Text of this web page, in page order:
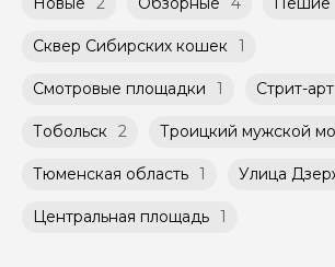
Сквер Сибирских кошек 1
Смотровые площадки 1 Стрит-арт
Тобольск 2 Троицкий мужской
Тюменская область 1 Улица
Центральная площадь 1